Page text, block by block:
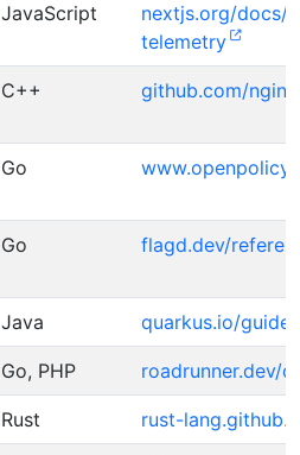
JavaScript
nextjs.org/docs/
telemetry
C++ github.com/
Go
Go flagd.dev/
Java quarkus.io/
Go, PHP roadrunner.dev/
Rust rust-